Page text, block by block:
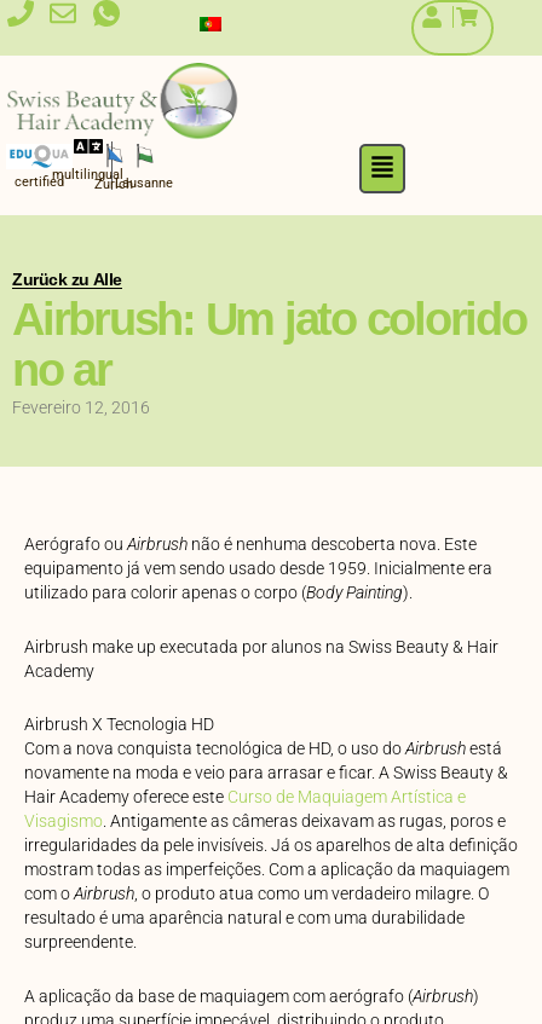
Skip
certifiedmultilingual
ZurichLausanne
Flyout
Menu
Zurück zu Alle
Airbrush: Um jato colorido
no ar
Fevereiro 12, 2016
Aerógrafo ouAirbrush não é nenhuma descoberta nova. Este
equipamento já vem sendo usado desde 1959. Inicialmente era
utilizado para colorir apenas o corpo (Body Painting).
Airbrush make up executada por alunos na Swiss Beauty & Hair
Academy
Airbrush X Tecnologia HD
Com a nova conquista tecnológica de HD, o uso doAirbrushestá
novamente na moda e veio para arrasar e ficar. A Swiss Beauty &
Hair Academy oferece este Curso de Maquiagem Artística e
Visagismo. Antigamente as câmeras deixavam as rugas, poros e
irregularidades da pele invisíveis. Já os aparelhos de alta definição
mostram todas as imperfeições. Com a aplicação da maquiagem
com oAirbrush, o produto atua como um verdadeiro milagre. O
resultado é uma aparência natural e com uma durabilidade
surpreendente.
A aplicação da base de maquiagem com aerógrafo (Airbrush)